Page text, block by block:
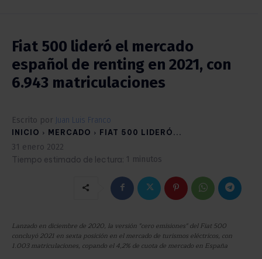
Fiat 500 lideró el mercado
español de renting en 2021, con
6.943 matriculaciones
Escrito por Juan Luis Franco
INICIO MERCADO FIAT 500 LIDERÓ...
31 enero 2022
Tiempo estimado de lectura: 1 minutos
Lanzado en diciembre de 2020, la versión "cero emisiones" del Fiat 500
concluyó 2021 en sexta posición en el mercado de turismos eléctricos, con
1.003 matriculaciones, copando el 4,2% de cuota de mercado en España